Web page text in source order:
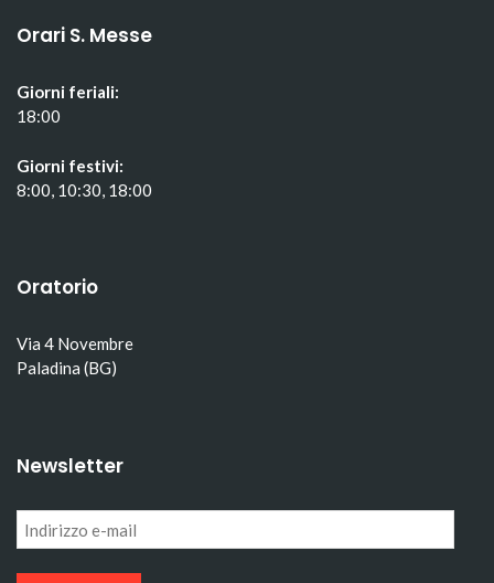
Orari S. Messe
Giorni feriali:
18:00
Giorni festivi:
8:00, 10:30, 18:00
Oratorio
Via 4 Novembre
Paladina (BG)
Newsletter
Indirizzo
e-
mail